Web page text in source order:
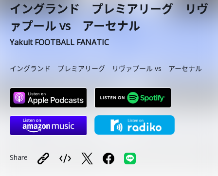
イングランド プレミアリーグ リヴ
ァプール vs アーセナル
Yakult FOOTBALL FANATIC
イングランド プレミアリーグ リヴァプール vs アーセナル
Share